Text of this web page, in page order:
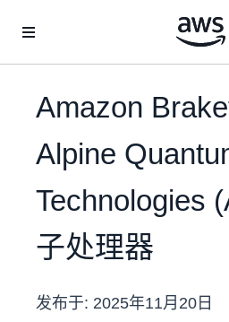
Amazon
Alpine
Technologies
子处理器
发布于: 2025年11月20日